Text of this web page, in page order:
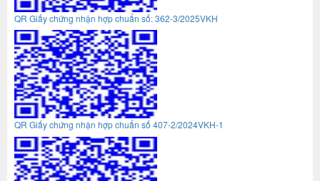
QR Giấy chứng nhận hợp chuẩn số: 362-3/2025VKH
QR Giấy chứng nhận hợp chuẩn số 407-2/2024VKH-1